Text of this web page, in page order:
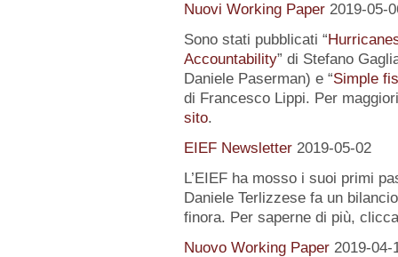
Nuovi Working Paper 2019-05-
Sono stati pubblicati “
Accountability” di Stefano
Daniele Paserman) e “Simple
di Francesco Lippi. Per
sito.
EIEF Newsletter 2019-05-02
L’EIEF ha mosso i suoi primi
Daniele Terlizzese fa un
finora. Per saperne di più,
Nuovo Working Paper 2019-04-